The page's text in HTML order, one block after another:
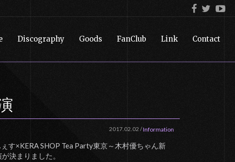
Discography Goods FanClub Link Contact
2017.02.02 /Information
す×KERA SHOP Tea Party東京～木村優ちゃん新
決まりました。